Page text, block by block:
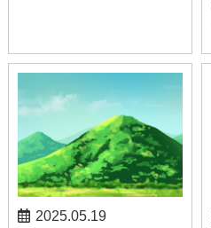
2025.05.19